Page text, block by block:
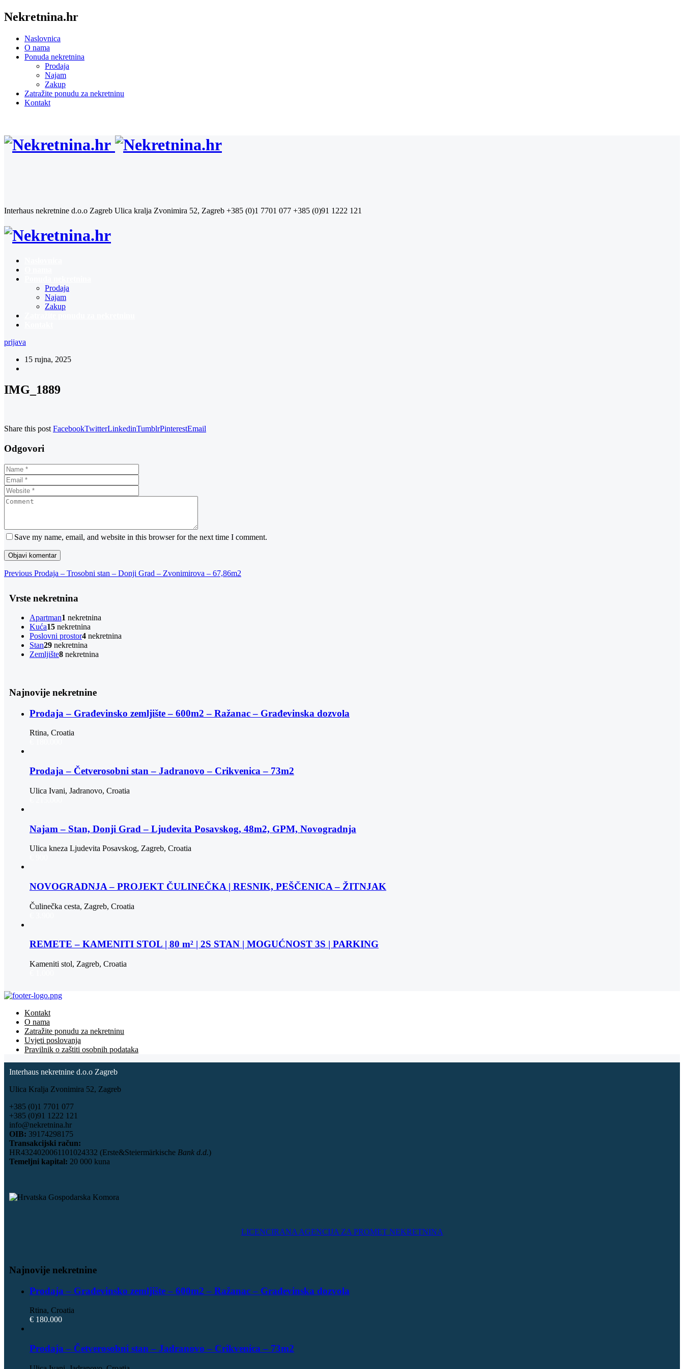
Nekretnina.hr
Naslovnica
O nama
Ponuda nekretnina
Prodaja
Najam
Zakup
Zatražite ponudu za nekretninu
Kontakt
Interhaus nekretnine d.o.o Zagreb Ulica kralja Zvonimira 52, Zagreb +385 (0)1 7701 077 +385 (0)91 1222 121
Prodaja
Najam
Zakup
prijava
15 rujna, 2025
IMG_1889
Share this post FacebookTwitterLinkedinTumblrPinterestEmail
Odgovori
Save my name, email, and website in this browser for the next time I comment.
Navigacija
Previous
Previous Prodaja – Trosobni stan – Donji Grad – Zvonimirova – 67,86m2
Vrste nekretnina
Apartman1 nekretnina
Kuća15 nekretnina
Poslovni prostor4 nekretnina
Stan29 nekretnina
Zemljište8 nekretnina
Najnovije nekretnine
Prodaja – Građevinsko zemljište – 600m2 – Ražanac – Građevinska dozvola
Rtina, Croatia
Prodaja – Četverosobni stan – Jadranovo – Crikvenica – 73m2
Ulica Ivani, Jadranovo, Croatia
Najam – Stan, Donji Grad – Ljudevita Posavskog, 48m2, GPM, Novogradnja
Ulica kneza Ljudevita Posavskog, Zagreb, Croatia
NOVOGRADNJA – PROJEKT ČULINEČKA | RESNIK, PEŠČENICA – ŽITNJAK
Čulinečka cesta, Zagreb, Croatia
REMETE – KAMENITI STOL | 80 m² | 2S STAN | MOGUĆNOST 3S | PARKING
Kameniti stol, Zagreb, Croatia
Kontakt
O nama
Zatražite ponudu za nekretninu
Uvjeti poslovanja
Pravilnik o zaštiti osobnih podataka
Interhaus nekretnine d.o.o Zagreb
Ulica Kralja Zvonimira 52, Zagreb
+385 (0)1 7701 077
+385 (0)91 1222 121
info@nekretnina.hr
OIB: 39174298175
Transakcijski račun:
HR4324020061101024332 (Erste&Steiermärkische Bank d.d.)
Temeljni kapital: 20 000 kuna
LICENCIRANA AGENCIJA ZA PROMET NEKRETNINA
Najnovije nekretnine
Prodaja – Građevinsko zemljište – 600m2 – Ražanac – Građevinska dozvola
Rtina, Croatia
€ 180.000
Prodaja – Četverosobni stan – Jadranovo – Crikvenica – 73m2